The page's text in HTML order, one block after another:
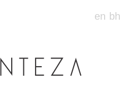
en bh